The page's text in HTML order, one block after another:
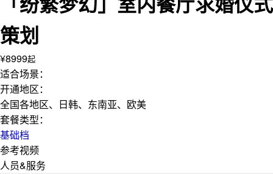
策划
¥8999起
适合场景：
开通地区：
全国各地区、日韩、东南亚、欧美
套餐类型：
基础档
参考视频
人员&服务